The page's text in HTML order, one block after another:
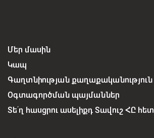
Մեր մասին
Կապ
Գաղտնիության քաղաքականություն
Օգտագործման պայմաններ
Տե՛ղ հասցրու ասելիքդ Տավուշ ՀԸ հետ